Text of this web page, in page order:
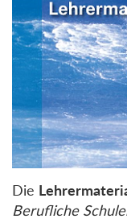
Die
Berufliche